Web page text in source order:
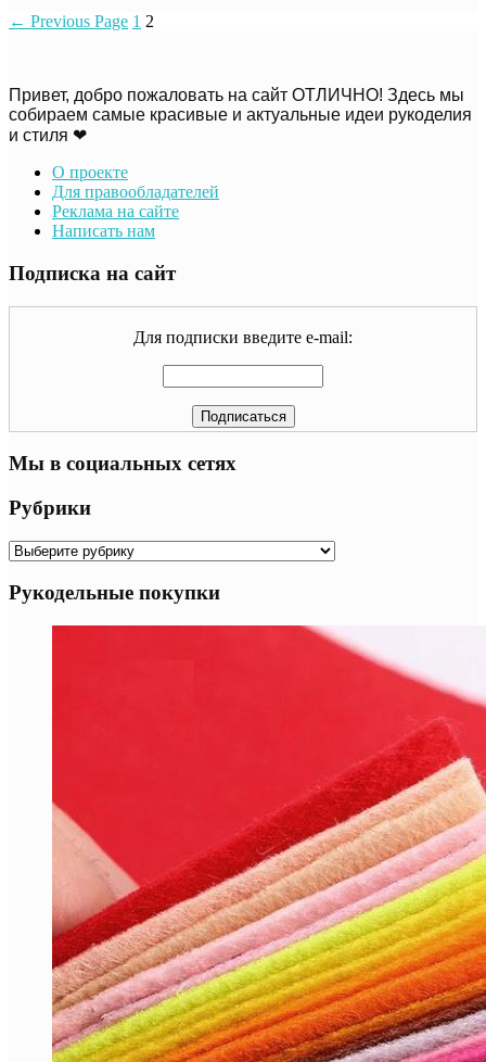
← Previous Page 1 2
Привет, добро пожаловать на сайт ОТЛИЧНО! Здесь мы
собираем самые красивые и актуальные идеи рукоделия
и стиля ❤
О проекте
Для правообладателей
Реклама на сайте
Написать нам
Подписка на сайт
Для подписки введите e-mail:
Мы в социальных сетях
Рубрики
Рубрики
Рукодельные покупки